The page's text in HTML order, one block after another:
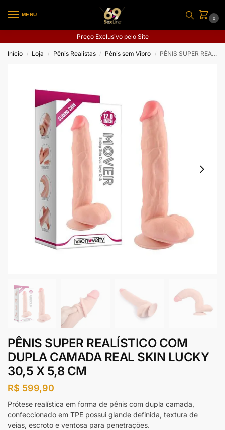
MENU
0
Preço Exclusivo pelo Site
Início / Loja / Pênis Realistas / Pênis sem Vibro / PÊNIS SUPER REALÍSTICO COM DUPLA CAMADA REAL SKIN LUCKY 30,5 X 5,8 CM
PÊNIS SUPER REALÍSTICO COM
DUPLA CAMADA REAL SKIN LUCKY
30,5 X 5,8 CM
R$ 599,90
Prótese realística em forma de pênis com dupla camada,
confeccionado em TPE possui glande definida, textura de
veias, escroto e ventosa para penetrações.